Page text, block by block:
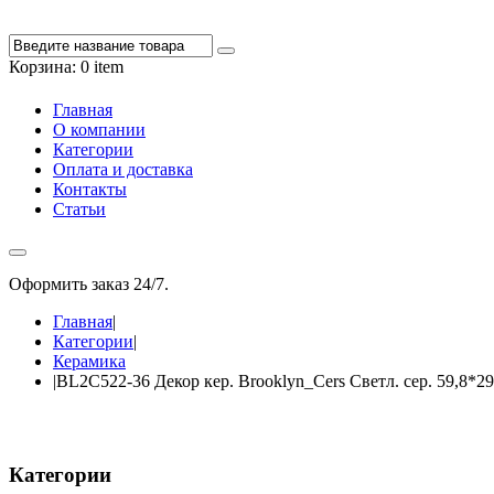
Корзина: 0 item
Главная
О компании
Категории
Оплата и доставка
Контакты
Статьи
Оформить заказ 24/7.
Главная|
Категории|
Керамика
|BL2C522-36 Декор кер. Brooklyn_Cers Светл. сер.
Категории